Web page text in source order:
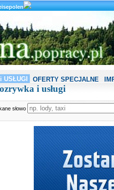
USŁUGI OFERTY SPECJALNE
i usługi
słowo